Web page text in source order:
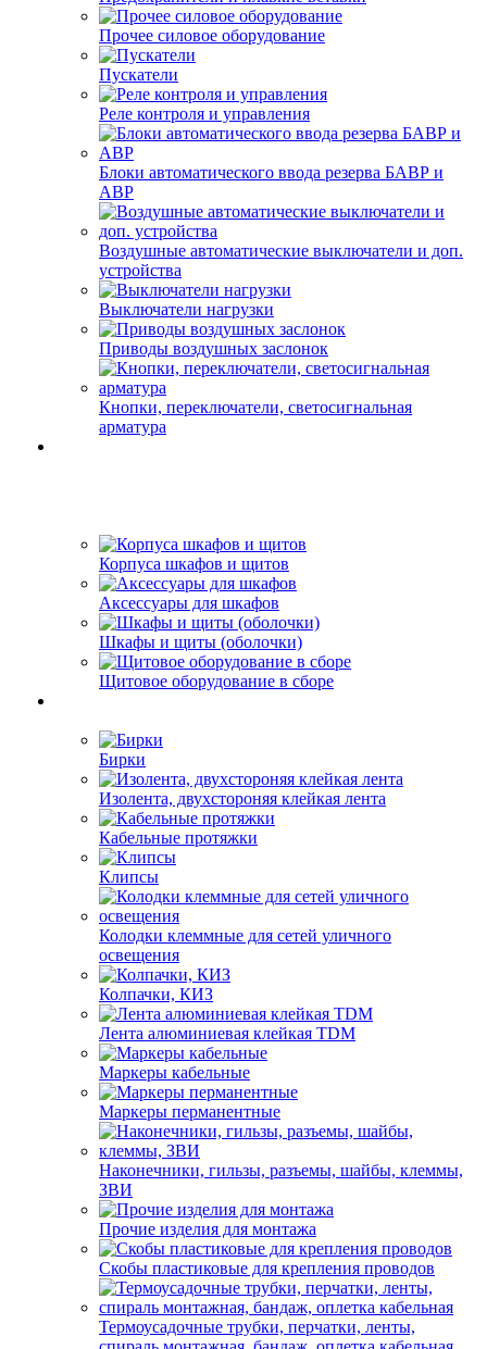
Прочее силовое оборудование
Пускатели
Реле контроля и управления
Блоки автоматического ввода резерва БАВР и
АВР
Воздушные автоматические выключатели и доп.
устройства
Выключатели нагрузки
Приводы воздушных заслонок
Кнопки, переключатели, светосигнальная
арматура
Корпуса шкафов и щитов
Аксессуары для шкафов
Шкафы и щиты (оболочки)
Щитовое оборудование в сборе
Бирки
Изолента, двухстороняя клейкая лента
Кабельные протяжки
Клипсы
Колодки клеммные для сетей уличного
освещения
Колпачки, КИЗ
Лента алюминиевая клейкая TDM
Маркеры кабельные
Маркеры перманентные
Наконечники, гильзы, разъемы, шайбы, клеммы,
ЗВИ
Прочие изделия для монтажа
Скобы пластиковые для крепления проводов
Термоусадочные трубки, перчатки, ленты,